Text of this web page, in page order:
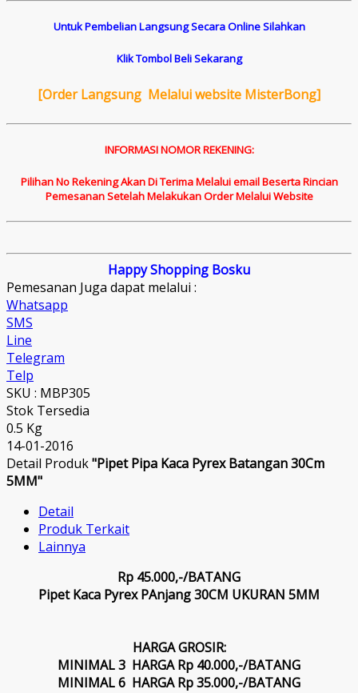
Untuk Pembelian Langsung Secara Online Silahkan
Klik Tombol Beli Sekarang
[Order Langsung Melalui website MisterBong]
INFORMASI NOMOR REKENING:
Pilihan No Rekening Akan Di Terima Melalui email Beserta Rincian
Pemesanan Setelah Melakukan Order Melalui Website
Happy Shopping Bosku
Pemesanan Juga dapat melalui :
Whatsapp
SMS
Line
Telegram
Telp
SKU : MBP305
Stok Tersedia
0.5 Kg
14-01-2016
Detail Produk"Pipet Pipa Kaca Pyrex Batangan 30Cm
5MM"
Detail
Produk Terkait
Lainnya
Rp 45.000,-/BATANG
Pipet Kaca Pyrex PAnjang 30CM UKURAN 5MM
HARGA GROSIR:
MINIMAL 3 HARGA Rp 40.000,-/BATANG
MINIMAL 6 HARGA Rp 35.000,-/BATANG